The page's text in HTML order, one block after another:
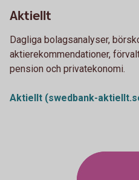
Aktiellt
Dagliga bolagsanalyser,
aktierekommendationer,
pension och privatekonomi.
Aktiellt (swedbank-